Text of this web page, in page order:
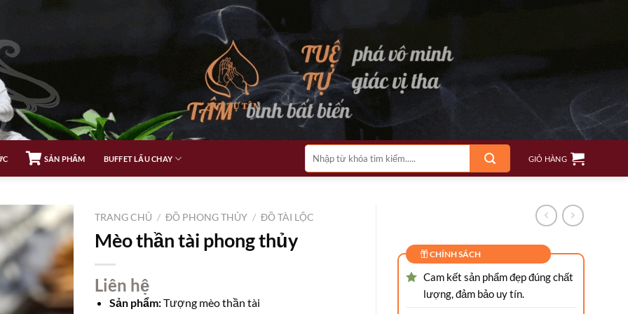
SẢN PHẨM BUFFET LẨU CHAY
Tìm
kiếm:
GIỎ HÀNG
TRANG CHỦ / ĐỒ PHONG THỦY / ĐỒ TÀI LỘC
Mèo thần tài phong thủy
Liên hệ
Sản phẩm:Tượng mèo thần tài
CHÍNH SÁCH
Cam kết sản phẩm đẹp đúng chất
lượng, đảm bảo uy tín.